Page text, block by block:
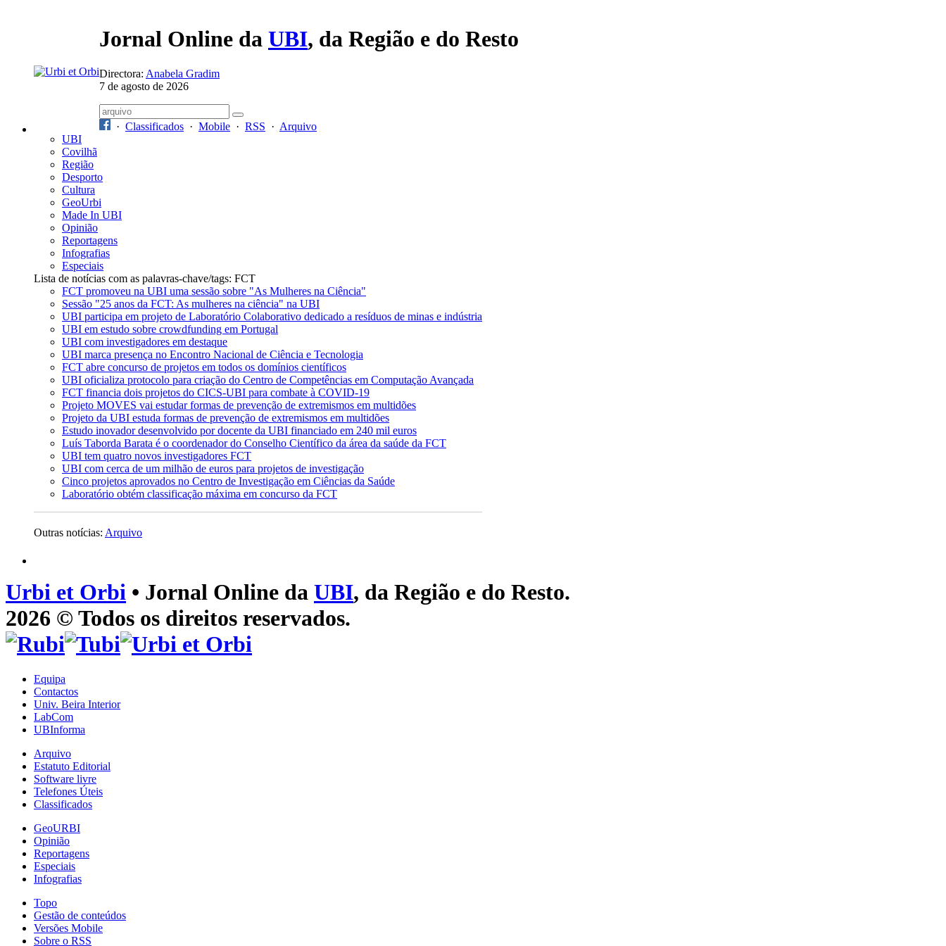
Jornal Online da UBI, da Região e do Resto
Directora: Anabela Gradim
7 de agosto de 2026
· Classificados · Mobile · RSS · Arquivo
UBI
Covilhã
Região
Desporto
Cultura
GeoUrbi
Made In UBI
Opinião
Reportagens
Infografias
Especiais
Lista de notícias com as palavras-chave/tags: FCT
FCT promoveu na UBI uma sessão sobre "As Mulheres na Ciência"
Sessão "25 anos da FCT: As mulheres na ciência" na UBI
UBI participa em projeto de Laboratório Colaborativo dedicado a resíduos de minas e indústria
UBI em estudo sobre crowdfunding em Portugal
UBI com investigadores em destaque
UBI marca presença no Encontro Nacional de Ciência e Tecnologia
FCT abre concurso de projetos em todos os domínios científicos
UBI oficializa protocolo para criação do Centro de Competências em Computação Avançada
FCT financia dois projetos do CICS-UBI para combate à COVID-19
Projeto MOVES vai estudar formas de prevenção de extremismos em multidões
Projeto da UBI estuda formas de prevenção de extremismos em multidões
Estudo inovador desenvolvido por docente da UBI financiado em 240 mil euros
Luís Taborda Barata é o coordenador do Conselho Científico da área da saúde da FCT
UBI tem quatro novos investigadores FCT
UBI com cerca de um milhão de euros para projetos de investigação
Cinco projetos aprovados no Centro de Investigação em Ciências da Saúde
Laboratório obtém classificação máxima em concurso da FCT
Outras notícias: Arquivo
Urbi et Orbi • Jornal Online da UBI, da Região e do Resto.
2026 © Todos os direitos reservados.
Equipa
Contactos
Univ. Beira Interior
LabCom
UBInforma
Arquivo
Estatuto Editorial
Software livre
Telefones Úteis
Classificados
GeoURBI
Opinião
Reportagens
Especiais
Infografias
Topo
Gestão de conteúdos
Versões Mobile
Sobre o RSS